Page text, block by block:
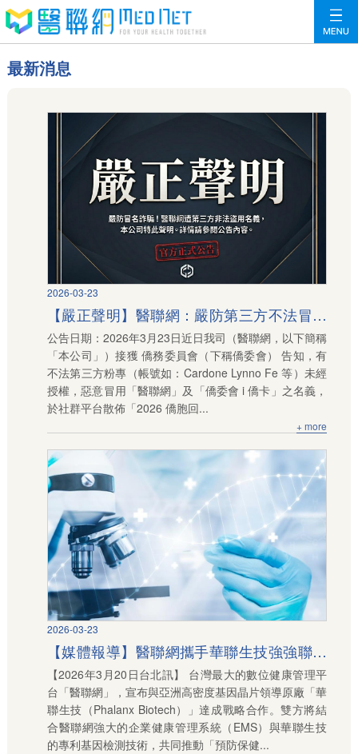
最新消息
2026-03-23
【嚴正聲明】醫聯網：嚴防第三方不法冒名
詐騙活動公告
公告日期：2026年3月23日近日我司（醫聯網，以下簡稱
「本公司」）接獲 僑務委員會（下稱僑委會） 告知，有
不法第三方粉專（帳號如：Cardone Lynno Fe 等）未經
授權，惡意冒用「醫聯網」及「僑委會 i 僑卡」之名義，
於社群平台散佈「2026 僑胞回...
+ more
2026-03-23
【媒體報導】醫聯網攜手華聯生技強強聯手
開啟企業「精準健康」新紀元
【2026年3月20日台北訊】 台灣最大的數位健康管理平
台「醫聯網」，宣布與亞洲高密度基因晶片領導原廠「華
聯生技（Phalanx Biotech）」達成戰略合作。雙方將結
合醫聯網強大的企業健康管理系統（EMS）與華聯生技
的專利基因檢測技術，共同推動「預防保健...